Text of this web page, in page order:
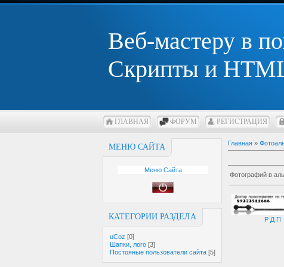
Веб-мастеру в
Скрипты и
ГЛАВНАЯ ФОРУМ РЕГИСТРАЦИЯ
МЕНЮ САЙТА
Меню Сайта
КАТЕГОРИИ РАЗДЕЛА
uCoz [0]
Шапки, лого [3]
Постояные пользователи сайта [5]
Главная »
Фотографий в
Р Д П